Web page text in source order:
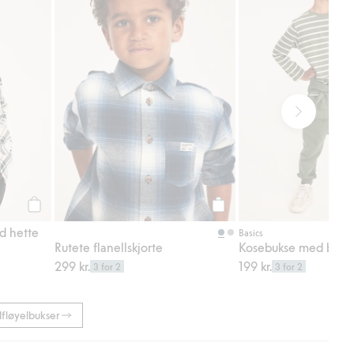
Legg til
hette
Legg til
Rutete flanellskjorte
299 kr. 3 for 2
Basics
Kosebukse med
199 kr. 3 for 2